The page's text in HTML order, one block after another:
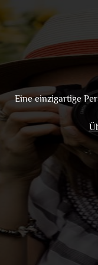
Eine einzigartige